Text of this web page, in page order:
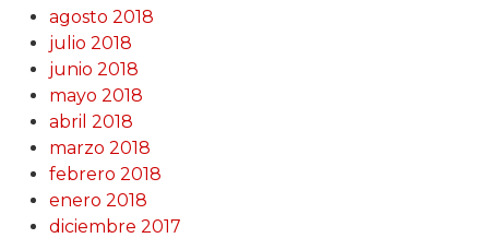
agosto 2018
julio 2018
junio 2018
mayo 2018
abril 2018
marzo 2018
febrero 2018
enero 2018
diciembre 2017